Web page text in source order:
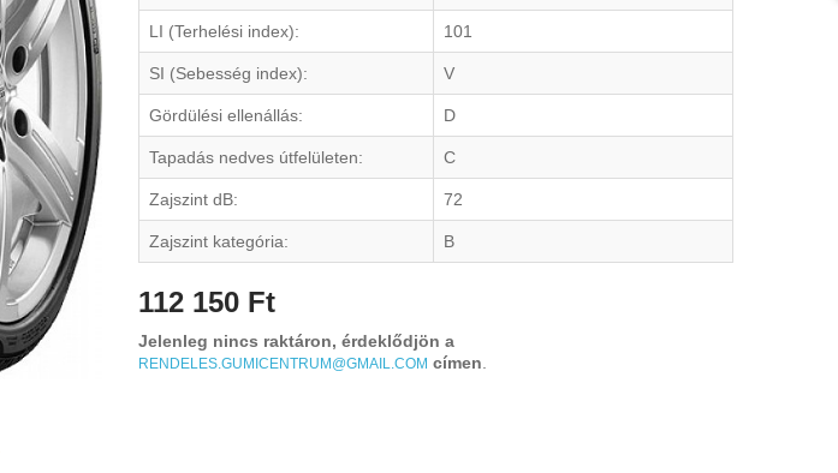
LI (Terhelési index): 101
SI (Sebesség index): V
Gördülési ellenállás: D
Tapadás nedves útfelületen: C
Zajszint dB: 72
Zajszint kategória: B
112 150 Ft
Jelenleg nincs raktáron, érdeklődjön a
RENDELES.GUMICENTRUM@GMAIL.COM címen